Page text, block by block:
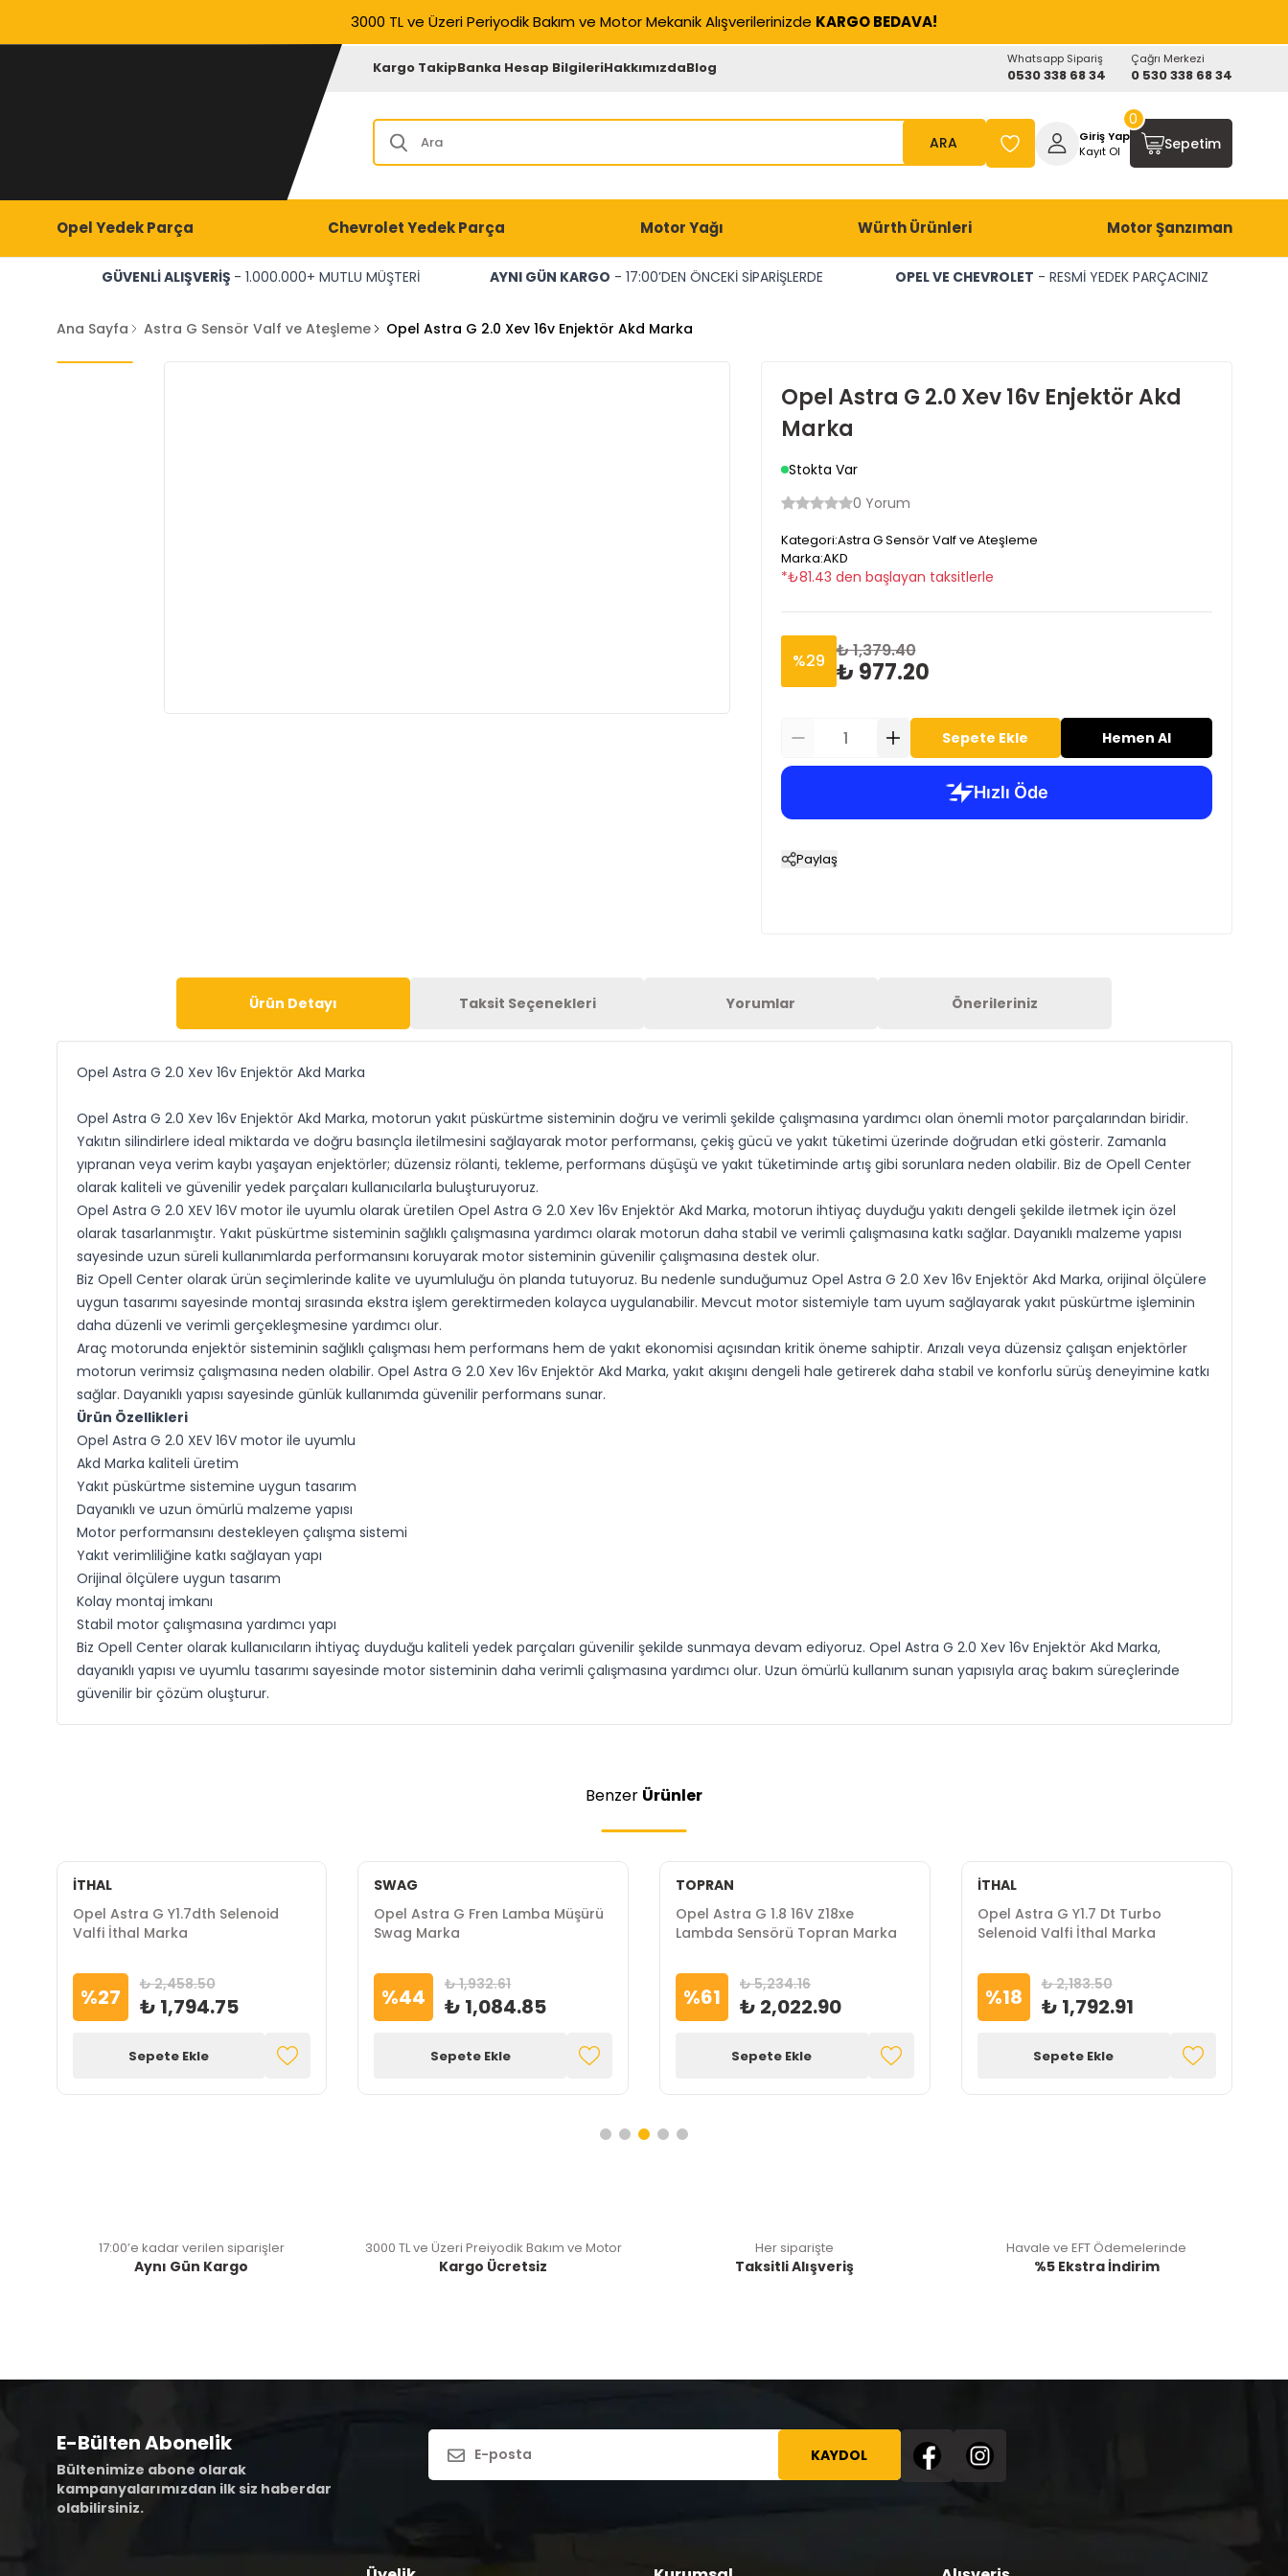
3000 TL ve Üzeri Periyodik Bakım ve Motor Mekanik Alışverilerinizde KARGO BEDAVA!
Kargo TakipBanka Hesap BilgileriHakkımızdaBlog Whatsapp Sipariş
0530 338 68 34
Çağrı Merkezi
0 530 338 68 34
ARA
Giriş Yap
Kayıt Ol
Sepetim
0
Opel Yedek Parça Chevrolet Yedek Parça Motor Yağı Würth Ürünleri Motor Şanzıman
GÜVENLİ ALIŞVERİŞ - 1.000.000+ MUTLU MÜŞTERİ AYNI GÜN KARGO - 17:00’DEN ÖNCEKİ SİPARİŞLERDE OPEL VE CHEVROLET - RESMİ YEDEK PARÇACINIZ
Ana Sayfa Astra G Sensör Valf ve Ateşleme Opel Astra G 2.0 Xev 16v Enjektör Akd Marka
Opel Astra G 2.0 Xev 16v Enjektör Akd
Marka
Stokta Var
0 Yorum
Kategori:Astra G Sensör Valf ve Ateşleme
Marka:AKD
*₺81.43 den başlayan taksitlerle
%29 ₺ 1,379.40
₺ 977.20
Sepete Ekle Hemen Al
Paylaş
Ürün Detayı Taksit Seçenekleri Yorumlar Önerileriniz
Opel Astra G 2.0 Xev 16v Enjektör Akd Marka
Opel Astra G 2.0 Xev 16v Enjektör Akd Marka, motorun yakıt püskürtme sisteminin doğru ve verimli şekilde çalışmasına yardımcı olan önemli motor parçalarından biridir.
Yakıtın silindirlere ideal miktarda ve doğru basınçla iletilmesini sağlayarak motor performansı, çekiş gücü ve yakıt tüketimi üzerinde doğrudan etki gösterir. Zamanla
yıpranan veya verim kaybı yaşayan enjektörler; düzensiz rölanti, tekleme, performans düşüşü ve yakıt tüketiminde artış gibi sorunlara neden olabilir. Biz de Opell Center
olarak kaliteli ve güvenilir yedek parçaları kullanıcılarla buluşturuyoruz.
Opel Astra G 2.0 XEV 16V motor ile uyumlu olarak üretilen Opel Astra G 2.0 Xev 16v Enjektör Akd Marka, motorun ihtiyaç duyduğu yakıtı dengeli şekilde iletmek için özel
olarak tasarlanmıştır. Yakıt püskürtme sisteminin sağlıklı çalışmasına yardımcı olarak motorun daha stabil ve verimli çalışmasına katkı sağlar. Dayanıklı malzeme yapısı
sayesinde uzun süreli kullanımlarda performansını koruyarak motor sisteminin güvenilir çalışmasına destek olur.
Biz Opell Center olarak ürün seçimlerinde kalite ve uyumluluğu ön planda tutuyoruz. Bu nedenle sunduğumuz Opel Astra G 2.0 Xev 16v Enjektör Akd Marka, orijinal ölçülere
uygun tasarımı sayesinde montaj sırasında ekstra işlem gerektirmeden kolayca uygulanabilir. Mevcut motor sistemiyle tam uyum sağlayarak yakıt püskürtme işleminin
daha düzenli ve verimli gerçekleşmesine yardımcı olur.
Araç motorunda enjektör sisteminin sağlıklı çalışması hem performans hem de yakıt ekonomisi açısından kritik öneme sahiptir. Arızalı veya düzensiz çalışan enjektörler
motorun verimsiz çalışmasına neden olabilir. Opel Astra G 2.0 Xev 16v Enjektör Akd Marka, yakıt akışını dengeli hale getirerek daha stabil ve konforlu sürüş deneyimine katkı
sağlar. Dayanıklı yapısı sayesinde günlük kullanımda güvenilir performans sunar.
Ürün Özellikleri
Opel Astra G 2.0 XEV 16V motor ile uyumlu
Akd Marka kaliteli üretim
Yakıt püskürtme sistemine uygun tasarım
Dayanıklı ve uzun ömürlü malzeme yapısı
Motor performansını destekleyen çalışma sistemi
Yakıt verimliliğine katkı sağlayan yapı
Orijinal ölçülere uygun tasarım
Kolay montaj imkanı
Stabil motor çalışmasına yardımcı yapı
Biz Opell Center olarak kullanıcıların ihtiyaç duyduğu kaliteli yedek parçaları güvenilir şekilde sunmaya devam ediyoruz. Opel Astra G 2.0 Xev 16v Enjektör Akd Marka,
dayanıklı yapısı ve uyumlu tasarımı sayesinde motor sisteminin daha verimli çalışmasına yardımcı olur. Uzun ömürlü kullanım sunan yapısıyla araç bakım süreçlerinde
güvenilir bir çözüm oluşturur.
Benzer Ürünler
İTHAL
Opel Astra G Y1.7dth Selenoid
Valfi İthal Marka
%27 ₺ 2,458.50
₺ 1,794.75
Sepete Ekle
SWAG
Opel Astra G Fren Lamba Müşürü
Swag Marka
%44 ₺ 1,932.61
₺ 1,084.85
Sepete Ekle
TOPRAN
Opel Astra G 1.8 16V Z18xe
Lambda Sensörü Topran Marka
%61 ₺ 5,234.16
₺ 2,022.90
Sepete Ekle
İTHAL
Opel Astra G Y1.7 Dt Turbo
Selenoid Valfi İthal Marka
%18 ₺ 2,183.50
₺ 1,792.91
Sepete Ekle
17:00’e kadar verilen siparişler
Aynı Gün Kargo
3000 TL ve Üzeri Preiyodik Bakım ve Motor
Kargo Ücretsiz
Her siparişte
Taksitli Alışveriş
Havale ve EFT Ödemelerinde
%5 Ekstra İndirim
E-Bülten Abonelik
Bültenimize abone olarak
kampanyalarımızdan ilk siz haberdar
olabilirsiniz.
KAYDOL